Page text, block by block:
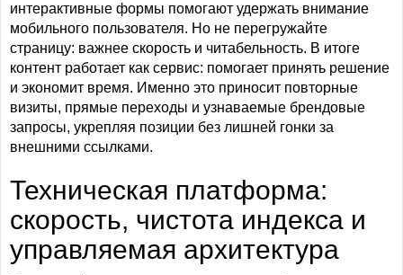
интерактивные формы помогают удержать внимание
мобильного пользователя. Но не перегружайте
страницу: важнее скорость и читабельность. В итоге
контент работает как сервис: помогает принять решение
и экономит время. Именно это приносит повторные
визиты, прямые переходы и узнаваемые брендовые
запросы, укрепляя позиции без лишней гонки за
внешними ссылками.
Техническая платформа:
скорость, чистота индекса и
управляемая архитектура